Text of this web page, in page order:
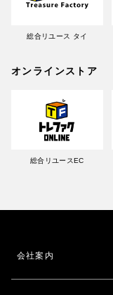
総合リユース タイ
オンラインストア
総合リユースEC
会社案内